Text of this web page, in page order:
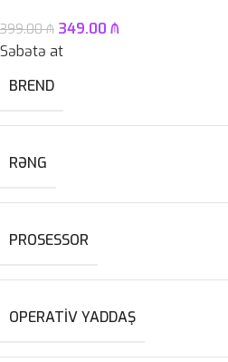
399.00₼ 349.00 ₼
Səbətə at
BREND
RƏNG
PROSESSOR
OPERATIV YADDAŞ